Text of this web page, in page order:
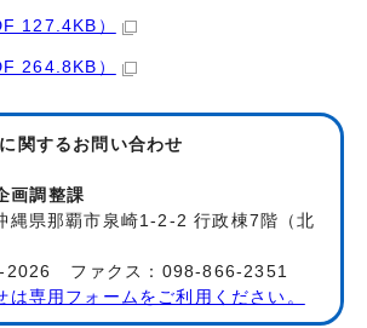
127.4KB）
264.8KB）
関する お問い合わせ
画調整課
県那覇市泉崎1-2-2 行政棟7階（北
2026 ファクス：098-866-2351
は専用フォームをご利用ください。